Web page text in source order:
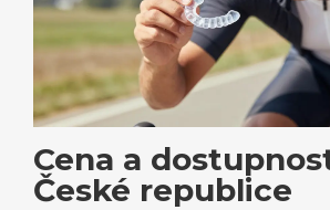
Cena a
České republice